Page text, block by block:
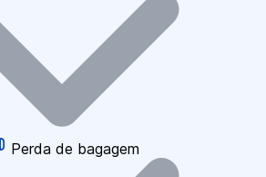
Perda de bagagem